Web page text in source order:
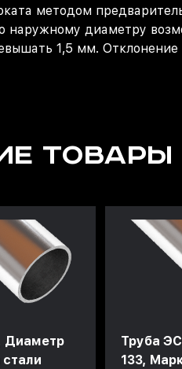
методом
наружному диаметру
1,5 мм.
ТОВАРЫ
Диаметр
Труба
133,